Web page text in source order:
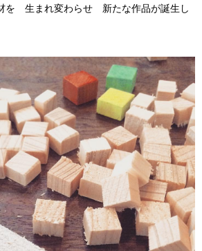
を 生まれ変わらせ 新たな作品が誕生し